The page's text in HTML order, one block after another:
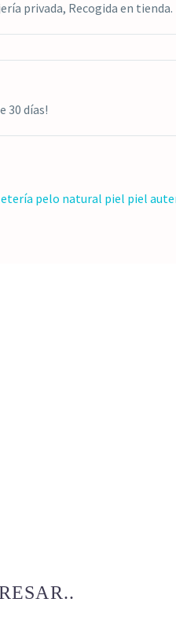
privada, Recogida en tienda.
30 días!
pelo natural piel piel